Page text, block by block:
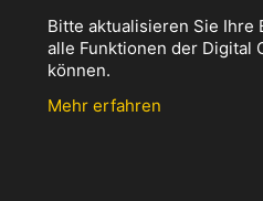
Bitte aktualisieren Sie Ihre
alle Funktionen der Digital
können.
Mehr erfahren